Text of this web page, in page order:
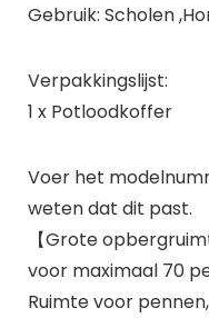
Gebruik: Scholen
Verpakkingslijst:
1 x Potloodkoffer
Voer het
weten dat dit past.
【Grote
voor maximaal 70
Ruimte voor